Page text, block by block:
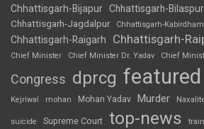
Chhattisgarh-Bijapur Chhattisgarh-Bilaspur
Chhattisgarh-Jagdalpur Chhattisgarh-Kabirdham
Chhattisgarh-Raigarh Chhattisgarh-
Chief Minister
Chief Minister Dr. Yadav Chief
Congress dprcg featured
Kejriwal mohan Mohan Yadav Murder
suicide Supreme Court top-news train